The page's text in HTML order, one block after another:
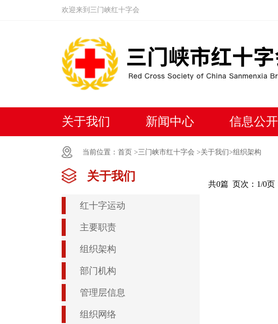
欢迎来到三门峡红十字会
关于我们 新闻中心 信息公开
当前位置： 首页 >三门峡市红十字会 >关于我们>组织架构
关于我们
红十字运动
主要职责
组织架构
部门机构
管理层信息
组织网络
共0篇 页次：1/0页